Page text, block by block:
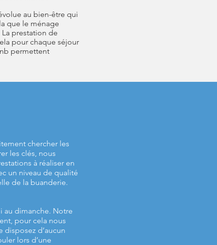
au bien-être qui
que le ménage
prestation de
pour chaque séjour
permettent
chercher les
les clés, nous
à réaliser en
un niveau de qualité
de la buanderie.
au dimanche. Notre
pour cela nous
d’aucun
lors d’une